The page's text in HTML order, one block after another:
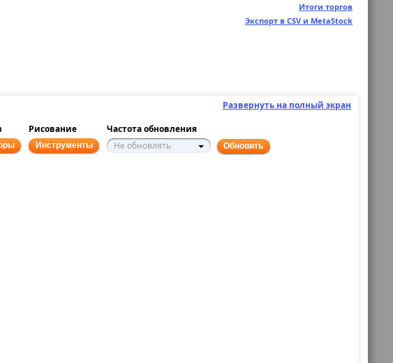
Итоги торгов
Экспорт в CSV и MetaStock
Развернуть на полный экран
Рисование
Частота обновления
Инструменты Не обновлять Обновить